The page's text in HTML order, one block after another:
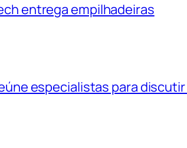
entrega empilhadeiras
especialistas para